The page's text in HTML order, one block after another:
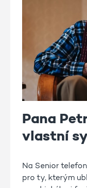
Pana
vlastní
Na Senior
pro ty, kterým